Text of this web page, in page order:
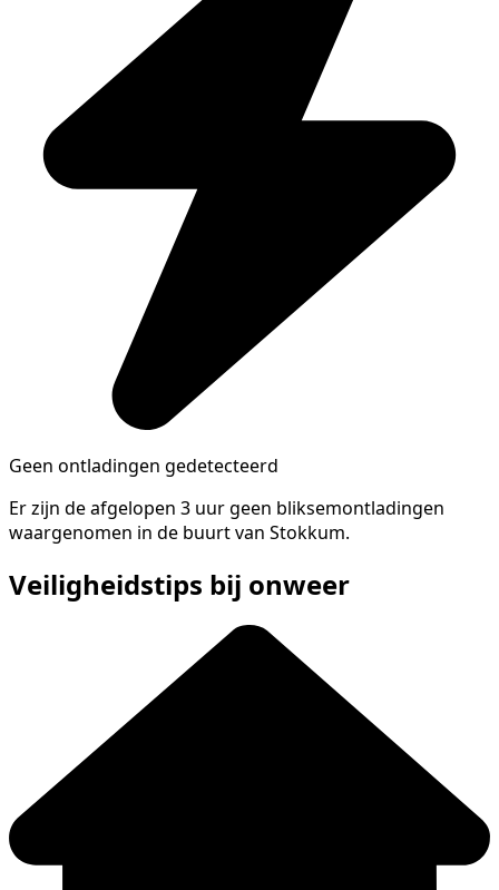
Geen ontladingen gedetecteerd
Er zijn de afgelopen 3 uur geen bliksemontladingen
waargenomen in de buurt van Stokkum.
Veiligheidstips bij onweer